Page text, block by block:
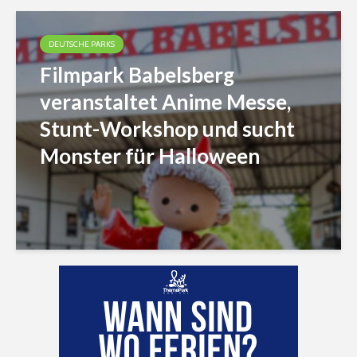
DEUTSCHE PARKS
Filmpark Babelsberg
veranstaltet Anime Messe,
Stunt-Workshop und sucht
Monster für Halloween